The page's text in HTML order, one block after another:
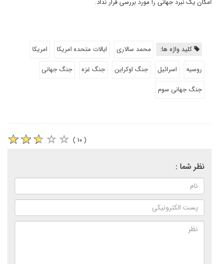
امکان یک نبرد جهانی را مورد بررسی قرار نداد.
کلید واژه ها: محمد سالاری ایالات متحده امریکا
امریکا
روسیه
اسرائیل جنگ اوکراین جنگ غزه
جنگ جهانی
جنگ جهانی سوم
( ۱۰ )
نظر شما :